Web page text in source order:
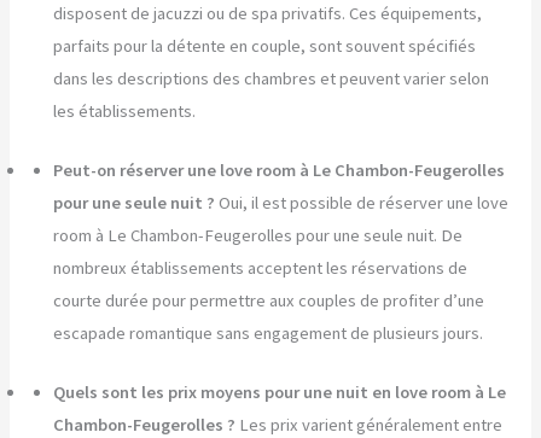
disposent de jacuzzi ou de spa privatifs. Ces équipements,
parfaits pour la détente en couple, sont souvent spécifiés
dans les descriptions des chambres et peuvent varier selon
les établissements.
Peut-on réserver une love room à Le Chambon-Feugerolles
pour une seule nuit ? Oui, il est possible de réserver une love
room à Le Chambon-Feugerolles pour une seule nuit. De
nombreux établissements acceptent les réservations de
courte durée pour permettre aux couples de profiter d’une
escapade romantique sans engagement de plusieurs jours.
Quels sont les prix moyens pour une nuit en love room à Le
Chambon-Feugerolles ? Les prix varient généralement entre